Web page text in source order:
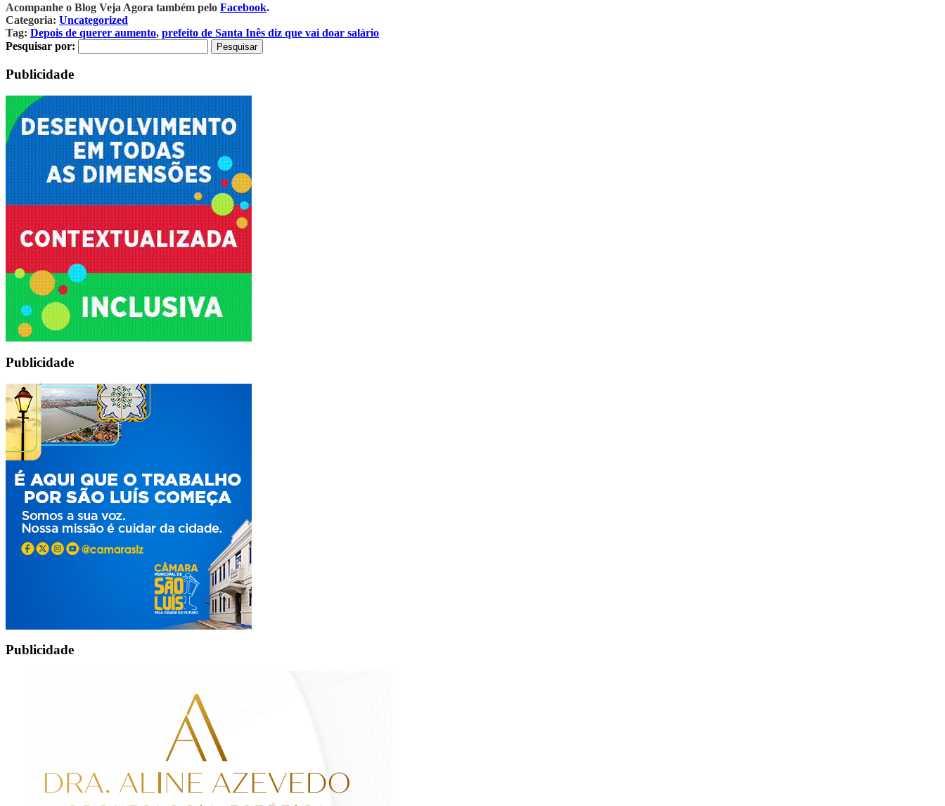
Acompanhe o Blog Veja Agora também pelo Facebook.
Categoria: Uncategorized
Tag: Depois de querer aumento, prefeito de Santa Inês diz que vai doar salário
Pesquisar por:
Publicidade
Publicidade
Publicidade